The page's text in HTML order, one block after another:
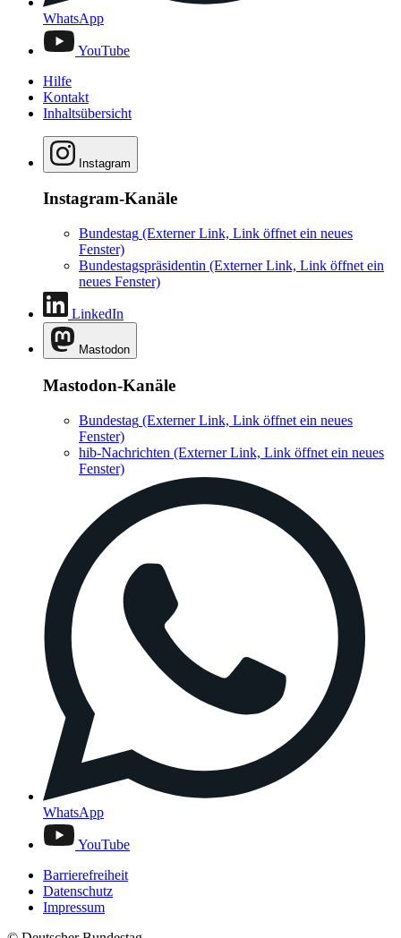
WhatsApp
YouTube
Hilfe
Kontakt
Inhaltsübersicht
Instagram
Instagram-Kanäle
Bundestag (Externer Link, Link öffnet ein neues
Fenster)
Bundestagspräsidentin (Externer Link, Link öffnet ein
neues Fenster)
LinkedIn
Mastodon
Mastodon-Kanäle
Bundestag (Externer Link, Link öffnet ein neues
Fenster)
hib-Nachrichten (Externer Link, Link öffnet ein neues
Fenster)
WhatsApp
YouTube
Barrierefreiheit
Datenschutz
Impressum